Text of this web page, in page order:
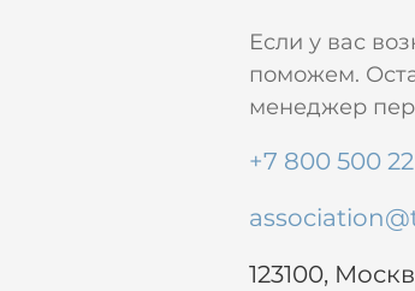
Если у вас
поможем.
менеджер
+7 800 500
123100,